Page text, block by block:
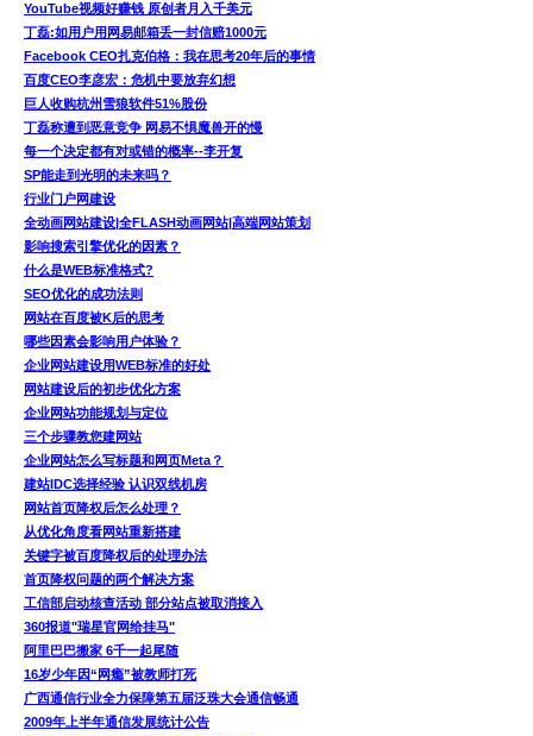
YouTube视频好赚钱 原创者月入千美元
丁磊:如用户用网易邮箱丢一封信赔1000元
Facebook CEO扎克伯格：我在思考20年后的事情
百度CEO李彦宏：危机中要放弃幻想
巨人收购杭州雪狼软件51%股份
丁磊称遭到恶意竞争 网易不惧魔兽开的慢
每一个决定都有对或错的概率--李开复
SP能走到光明的未来吗？
行业门户网建设
全动画网站建设|全FLASH动画网站|高端网站策划
影响搜索引擎优化的因素？
什么是WEB标准格式?
SEO优化的成功法则
网站在百度被K后的思考
哪些因素会影响用户体验？
企业网站建设用WEB标准的好处
网站建设后的初步优化方案
企业网站功能规划与定位
三个步骤教您建网站
企业网站怎么写标题和网页Meta？
建站IDC选择经验 认识双线机房
网站首页降权后怎么处理？
从优化角度看网站重新搭建
关键字被百度降权后的处理办法
首页降权问题的两个解决方案
工信部启动核查活动 部分站点被取消接入
360报道"瑞星官网给挂马"
阿里巴巴搬家 6千一起尾随
16岁少年因“网瘾”被教师打死
广西通信行业全力保障第五届泛珠大会通信畅通
2009年上半年通信发展统计公告